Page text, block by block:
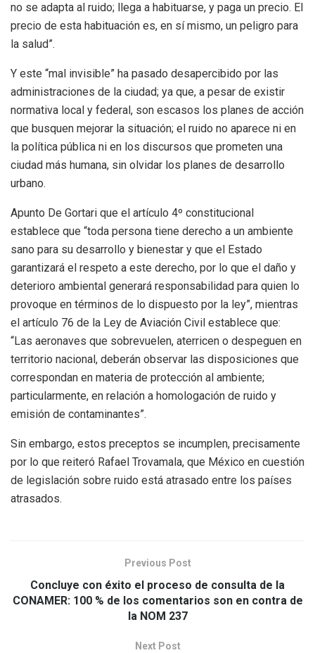
no se adapta al ruido; llega a habituarse, y paga un precio. El
precio de esta habituación es, en sí mismo, un peligro para
la salud”.
Y este “mal invisible” ha pasado desapercibido por las
administraciones de la ciudad; ya que, a pesar de existir
normativa local y federal, son escasos los planes de acción
que busquen mejorar la situación; el ruido no aparece ni en
la política pública ni en los discursos que prometen una
ciudad más humana, sin olvidar los planes de desarrollo
urbano.
Apunto De Gortari que el artículo 4º constitucional
establece que “toda persona tiene derecho a un ambiente
sano para su desarrollo y bienestar y que el Estado
garantizará el respeto a este derecho, por lo que el daño y
deterioro ambiental generará responsabilidad para quien lo
provoque en términos de lo dispuesto por la ley”, mientras
el artículo 76 de la Ley de Aviación Civil establece que:
“Las aeronaves que sobrevuelen, aterricen o despeguen en
territorio nacional, deberán observar las disposiciones que
correspondan en materia de protección al ambiente;
particularmente, en relación a homologación de ruido y
emisión de contaminantes”.
Sin embargo, estos preceptos se incumplen, precisamente
por lo que reiteró Rafael Trovamala, que México en cuestión
de legislación sobre ruido está atrasado entre los países
atrasados.
Previous Post
Concluye con éxito el proceso de consulta de la
CONAMER: 100 % de los comentarios son en contra de
la NOM 237
Next Post